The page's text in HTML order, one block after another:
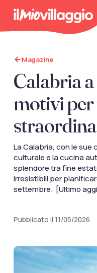
Home
Promo Speciali
Destinazioni
IMV Club
La tua area
e le tue pratiche,
Magazine
Calabria
motivi
La Calabria, con le
culturale e la cucina
splendore tra fine
irresistibili per
settembre. [Ultimo
Pubblicato il 11/05/2026